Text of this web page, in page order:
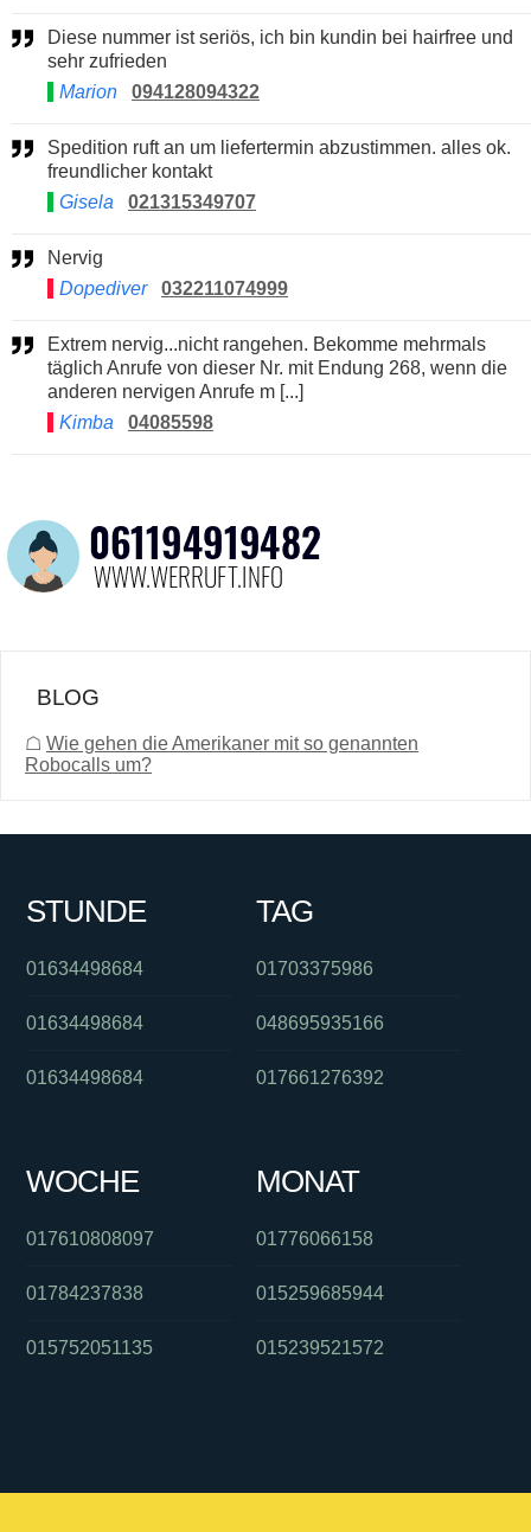
Diese nummer ist seriös, ich bin kundin bei hairfree und
sehr zufrieden
Marion
094128094322
Spedition ruft an um liefertermin abzustimmen. alles ok.
freundlicher kontakt
Gisela
021315349707
Nervig
Dopediver
032211074999
Extrem nervig...nicht rangehen. Bekomme mehrmals
täglich Anrufe von dieser Nr. mit Endung 268, wenn die
anderen nervigen Anrufe m [...]
Kimba
04085598
BLOG
☖ Wie gehen die Amerikaner mit so genannten
Robocalls um?
STUNDE
01634498684
01634498684
01634498684
TAG
01703375986
048695935166
017661276392
WOCHE
017610808097
01784237838
015752051135
MONAT
01776066158
015259685944
015239521572